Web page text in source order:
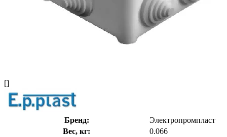
[]
Бренд:
Электропромпласт
Вес, кг:
0.066